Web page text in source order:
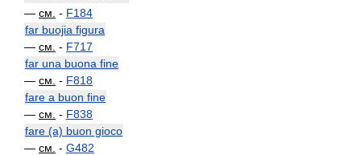
— см. - F184
far buojia figura
— см. - F717
far una buona fine
— см. - F818
fare a buon fine
— см. - F838
fare (a) buon gioco
— см. - G482